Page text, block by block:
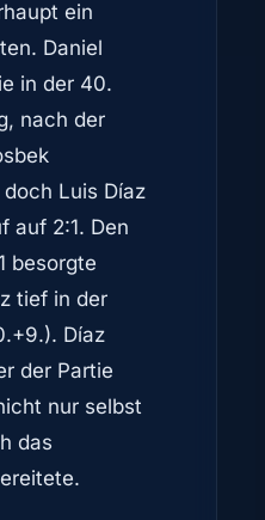
ein
Daniel
in der 40.
nach der
Luis Díaz
auf 2:1. Den
besorgte
tief in der
Díaz
der Partie
nur selbst
das